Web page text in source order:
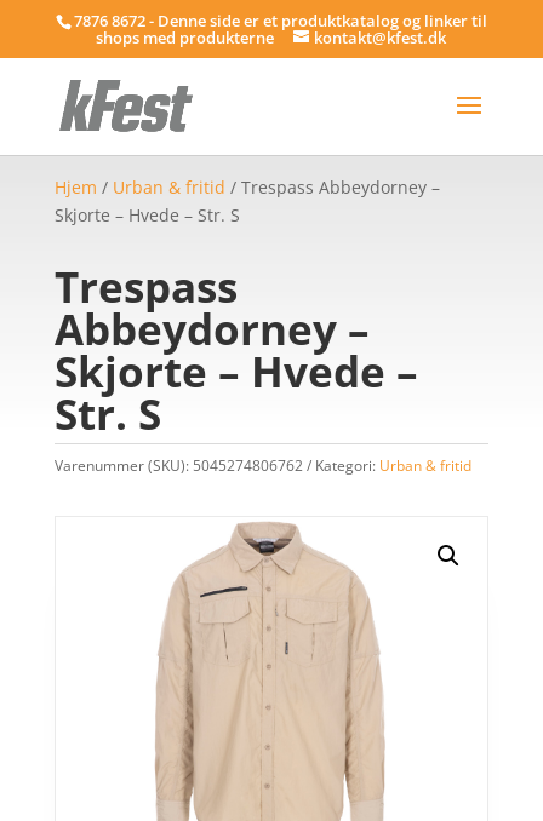
7876 8672 - Denne side er et produktkatalog og linker til
shops med produkterne kontakt@kfest.dk
Hjem / Urban & fritid / Trespass Abbeydorney –
Skjorte – Hvede – Str. S
Trespass
Abbeydorney –
Skjorte – Hvede –
Str. S
Varenummer (SKU): 5045274806762 Kategori: Urban & fritid